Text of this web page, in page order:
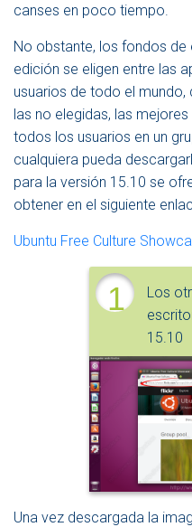
canses en poco tiempo.
No obstante, los fondos
edición se eligen entre las
usuarios de todo el
las no elegidas, las
todos los usuarios en un
cualquiera pueda
para la versión 15.10 se
obtener en el siguiente
Ubuntu Free Culture
1
Los
15.10
Una vez descargada la